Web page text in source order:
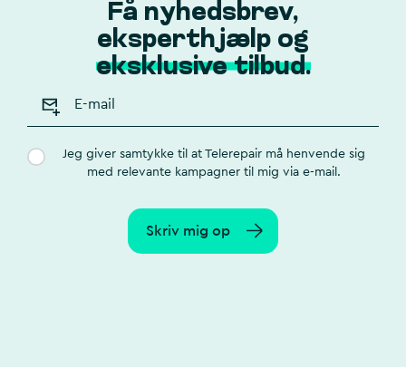
Få nyhedsbrev,
eksperthjælp og
eksklusive tilbud.
Jeg giver samtykke til at Telerepair må henvende sig
med relevante kampagner til mig via e-mail.
Skriv mig op